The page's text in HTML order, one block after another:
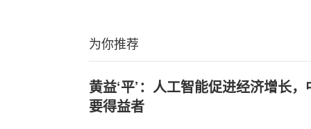
为你推荐
黄益‘平’：人工智能促进经济增长
要得益者